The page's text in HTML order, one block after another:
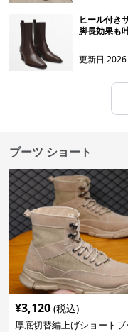
ヒール付き
脚長効果も
更新日
ブーツ ショート
¥3,120 (税込)
厚底切替編上げショートブ